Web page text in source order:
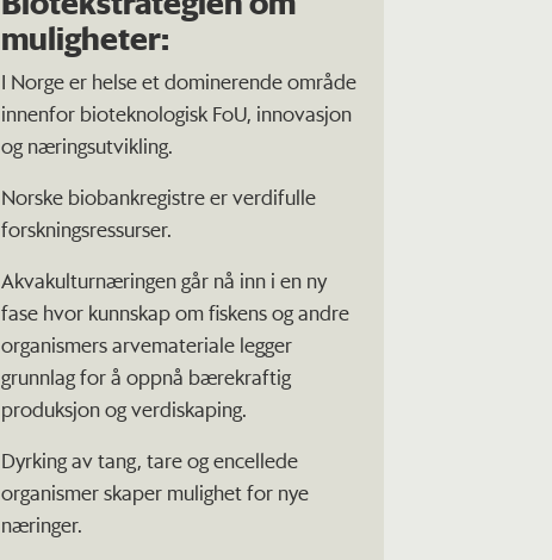
muligheter:
I Norge er helse et dominerende område
innenfor bioteknologisk FoU, innovasjon
og næringsutvikling.
Norske biobankregistre er verdifulle
forskningsressurser.
Akvakulturnæringen går nå inn i en ny
fase hvor kunnskap om fiskens og andre
organismers arvemateriale legger
grunnlag for å oppnå bærekraftig
produksjon og verdiskaping.
Dyrking av tang, tare og encellede
organismer skaper mulighet for nye
næringer.